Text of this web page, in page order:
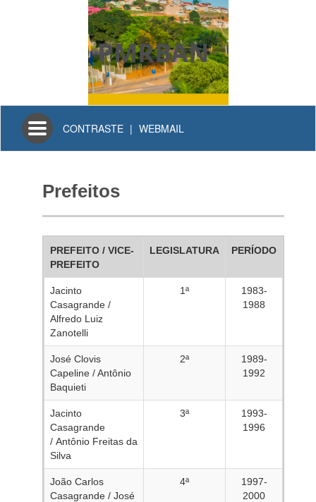
PMRBAN
Toggle
navigation
CONTRASTE | WEBMAIL
Prefeitos
PREFEITO / VICE-
PREFEITO
LEGISLATURA PERÍODO
Jacinto
Casagrande /
Alfredo Luiz
Zanotelli
1ª
1983-
1988
José Clovis
Capeline / Antônio
Baquieti
2ª
1989-
1992
Jacinto
Casagrande
/ Antônio Freitas da
Silva
3ª
1993-
1996
João Carlos
Casagrande / José
4ª
1997-
2000